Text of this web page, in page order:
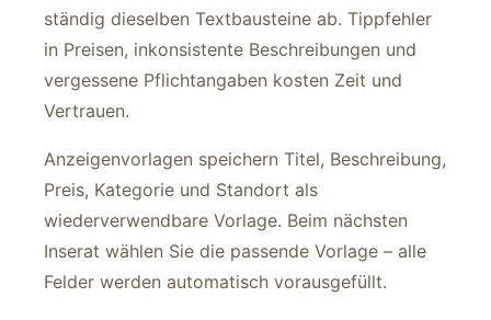
ständig dieselben Textbausteine ab. Tippfehler
in Preisen, inkonsistente Beschreibungen und
vergessene Pflichtangaben kosten Zeit und
Vertrauen.
Anzeigenvorlagen speichern Titel, Beschreibung,
Preis, Kategorie und Standort als
wiederverwendbare Vorlage. Beim nächsten
Inserat wählen Sie die passende Vorlage – alle
Felder werden automatisch vorausgefüllt.